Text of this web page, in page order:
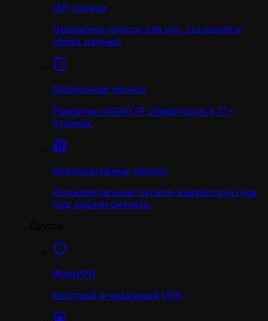
ISP прокси
Надёжные прокси для игр, соцсетей и
сбора данных.
Мобильные прокси
Реальные 4G/5G IP операторов в 17+
странах.
Корпоративные прокси
Индивидуальная прокси-инфраструктура
под задачи бизнеса.
WingVPN
Быстрый и надежный VPN